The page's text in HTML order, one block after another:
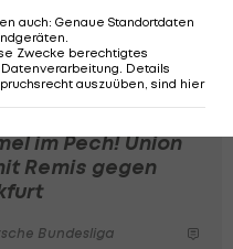
im Pech! Union
Remis gegen
Bundesliga
auch: Genaue Standortdaten
Zwecke berechtigtes
Details
auszuüben, sind hier